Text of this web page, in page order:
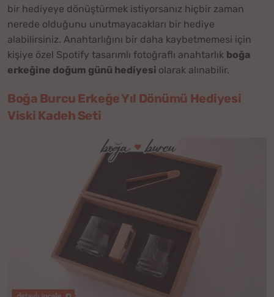
bir hediyeye dönüştürmek istiyorsanız hiçbir zaman
nerede olduğunu unutmayacakları bir hediye
alabilirsiniz. Anahtarlığını bir daha kaybetmemesi için
kişiye özel Spotify tasarımlı fotoğraflı anahtarlık boğa
erkeğine doğum günü hediyesi olarak alınabilir.
Boğa Burcu Erkeğe Yıl Dönümü Hediyesi
Viski Kadeh Seti